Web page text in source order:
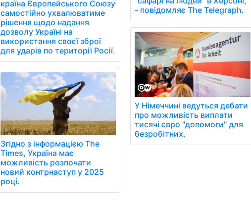
країна Європейського Союзу
самостійно ухвалюватиме
рішення щодо надання
дозволу Україні на
використання своєї зброї
для ударів по території Росії.
Згідно з інформацією The
Times, Україна має
можливість розпочати
новий контрнаступ у 2025
році.
- повідомляє The Telegraph.
У Німеччині ведуться дебати
про можливість виплати
тисячі євро "допомоги" для
безробітних.